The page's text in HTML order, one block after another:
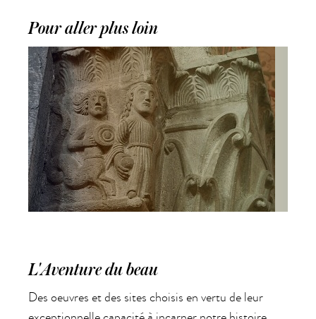
Pour aller plus loin
L'Aventure du beau
Des oeuvres et des sites choisis en vertu de leur